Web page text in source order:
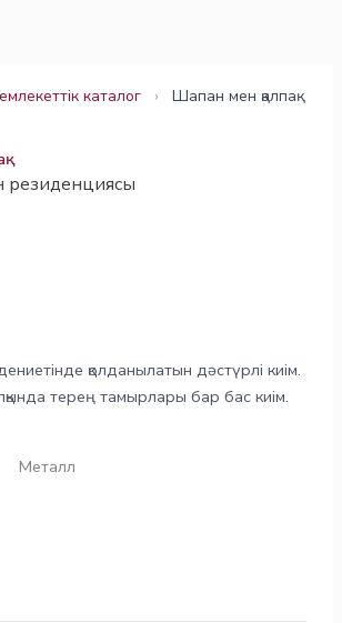
каталог › Шапан мен қалпақ
резиденциясы
қолданылатын дәстүрлі киім.
терең тамырлары бар бас киім.
Металл